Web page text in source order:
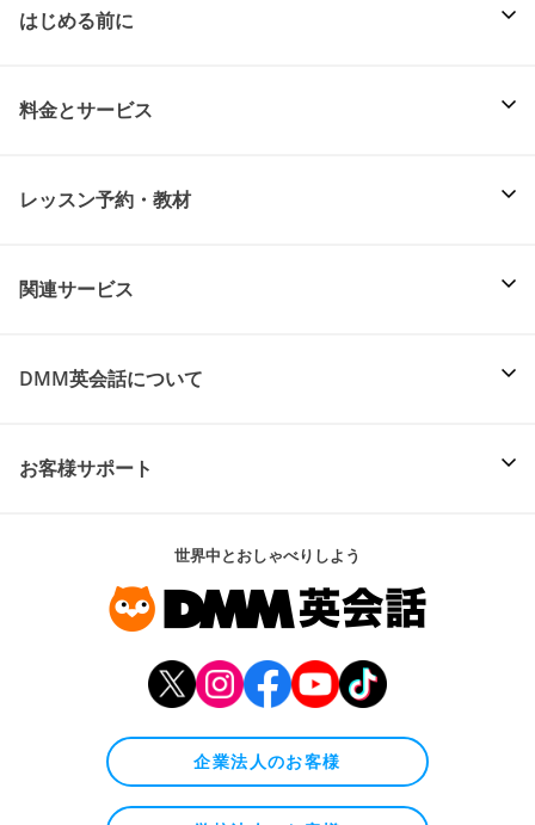
はじめる前に
料金とサービス
レッスン予約・教材
関連サービス
DMM英会話について
お客様サポート
世界中とおしゃべりしよう
企業法人のお客様